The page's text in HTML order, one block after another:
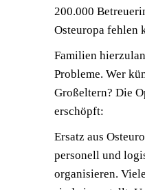
200.000
Osteuropa fehlen
Familien
Probleme. Wer
Großeltern? Die
erschöpft:
Ersatz aus
personell und
organisieren.